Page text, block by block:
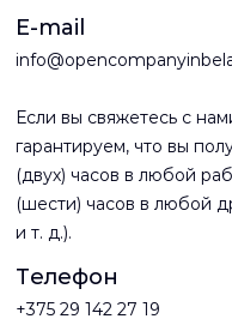
E-mail
Если вы свяжетесь с
гарантируем, что вы
(двух) часов в любой
(шести) часов в любой
и т. д.).
Телефон
+375 29 142 27 19